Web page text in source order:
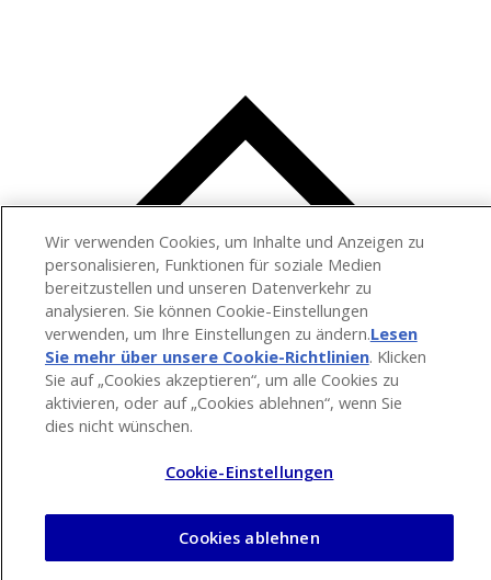
Wir verwenden Cookies, um Inhalte und Anzeigen zu
personalisieren, Funktionen für soziale Medien
bereitzustellen und unseren Datenverkehr zu
analysieren. Sie können Cookie-Einstellungen
verwenden, um Ihre Einstellungen zu ändern.Lesen
Sie mehr über unsere Cookie-Richtlinien(opens in a
new tab)
. Klicken
Sie auf „Cookies akzeptieren“, um alle Cookies zu
aktivieren, oder auf „Cookies ablehnen“, wenn Sie
dies nicht wünschen.
Cookie-Einstellungen
Cookies ablehnen